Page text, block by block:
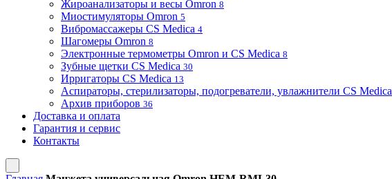
Жироанализаторы и весы Omron 8
Миостимуляторы Omron 5
Вибромассажеры CS Medica 4
Шагомеры Omron 8
Электронные термометры Omron и CS Medica 8
Зубные щетки CS Medica 30
Ирригаторы CS Medica 13
Аспираторы, стерилизаторы, подогреватели, увлажнители CS Medica
Архив приборов 36
Доставка и оплата
Гарантия и сервис
Контакты